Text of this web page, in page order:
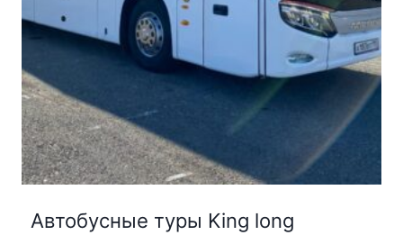
Автобусные туры King long